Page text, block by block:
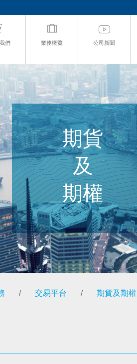
們 業務概覽 公司新聞
期貨
及
期權
/ 交易平台 / 期貨及期權